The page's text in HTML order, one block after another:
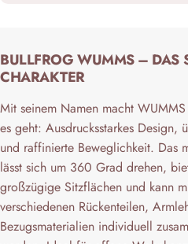
BULLFROG WUMMS – DAS
CHARAKTER
Mit seinem Namen macht
es geht: Ausdrucksstarkes Design,
und raffinierte Beweglichkeit. Das
lässt sich um 360 Grad drehen,
großzügige Sitzflächen und kann
verschiedenen Rückenteilen,
Bezugsmaterialien individuell